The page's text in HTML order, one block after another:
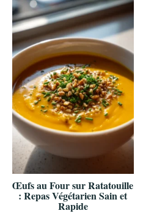
Œufs au Four sur Ratatouille
: Repas Végétarien Sain et
Rapide